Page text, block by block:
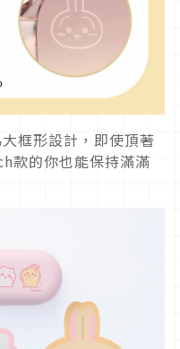
框形設計，即使頂著
款的你也能保持滿滿